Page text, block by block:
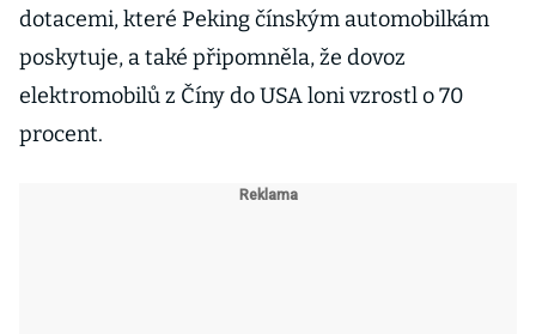
dotacemi, které Peking čínským automobilkám
poskytuje, a také připomněla, že dovoz
elektromobilů z Číny do USA loni vzrostl o 70
procent.